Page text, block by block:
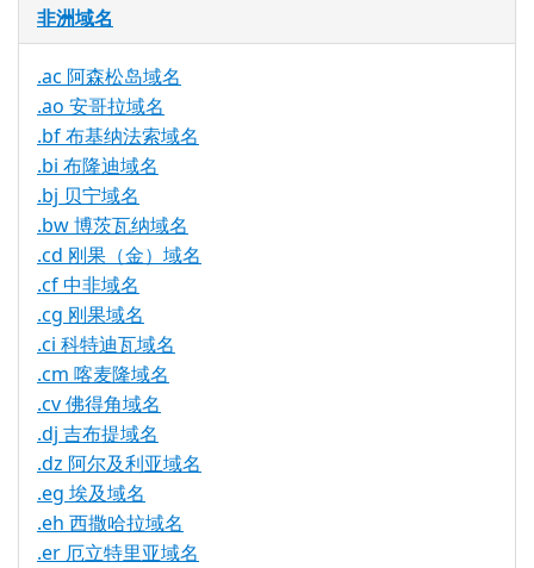
非洲域名
.ac 阿森松岛域名
.ao 安哥拉域名
.bf 布基纳法索域名
.bi 布隆迪域名
.bj 贝宁域名
.bw 博茨瓦纳域名
.cd 刚果（金）域名
.cf 中非域名
.cg 刚果域名
.ci 科特迪瓦域名
.cm 喀麦隆域名
.cv 佛得角域名
.dj 吉布提域名
.dz 阿尔及利亚域名
.eg 埃及域名
.eh 西撒哈拉域名
.er 厄立特里亚域名